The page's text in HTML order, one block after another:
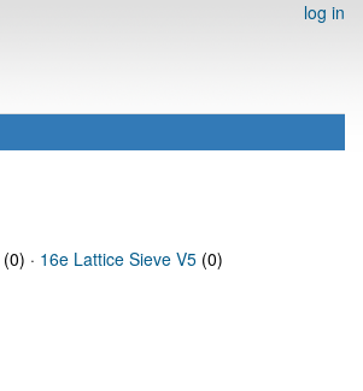
log in
(0) · 16e Lattice Sieve V5 (0)